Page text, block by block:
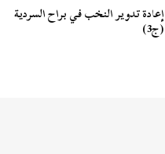
إعادة تدوير النخب في براح السردية
(ج3)